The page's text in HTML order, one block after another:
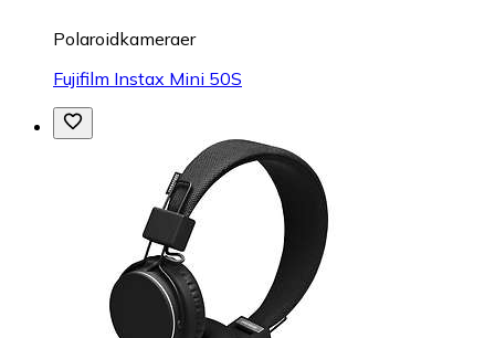
Polaroidkameraer
Fujifilm Instax Mini 50S